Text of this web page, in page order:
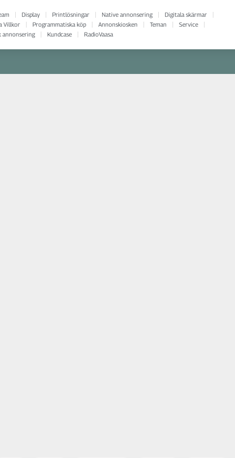
Display Printlösningar Native annonsering
Digitala skärmar
Villkor Programmatiska köp Annonskiosken Teman
Service
annonsering Kundcase RadioVaasa